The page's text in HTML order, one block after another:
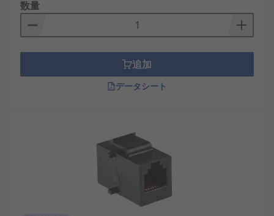
数量
追加
データシート